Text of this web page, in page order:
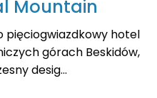
Mountain
pięciogwiazdkowy hotel
górach Beskidów,
desig...